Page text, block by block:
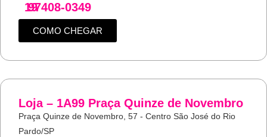
19
97408-0349
COMO CHEGAR
Loja – 1A99 Praça Quinze de Novembro
Praça Quinze de Novembro, 57 - Centro São José do Rio
Pardo/SP